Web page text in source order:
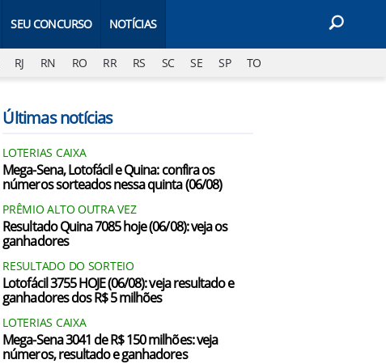
SEU CONCURSO NOTÍCIAS
RJ RN RO RR RS SC SE SP TO
Últimas notícias
LOTERIAS CAIXA
Mega-Sena, Lotofácil e Quina: confira os
números sorteados nessa quinta (06/08)
PRÊMIO ALTO OUTRA VEZ
Resultado Quina 7085 hoje (06/08): veja os
ganhadores
RESULTADO DO SORTEIO
Lotofácil 3755 HOJE (06/08): veja resultado e
ganhadores dos R$ 5 milhões
LOTERIAS CAIXA
Mega-Sena 3041 de R$ 150 milhões: veja
números, resultado e ganhadores